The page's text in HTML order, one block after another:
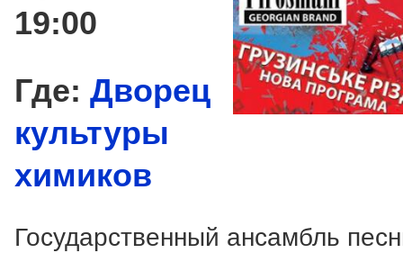
19:00
Где: Дворец
культуры
химиков
Государственный ансамбль